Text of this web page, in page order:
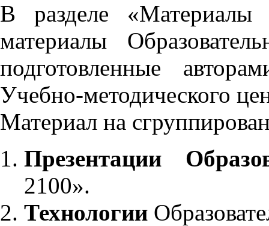
В разделе «Материалы
материалы
подготовленные
Учебно-методического
Материал на
Презентации
2100».
Технологии